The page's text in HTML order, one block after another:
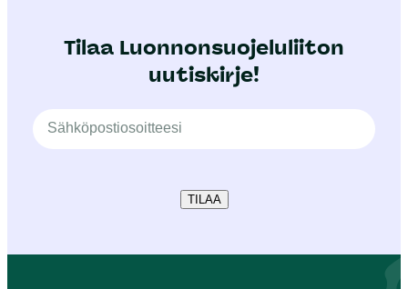
Tilaa Luonnonsuojeluliiton
uutiskirje!
TILAA